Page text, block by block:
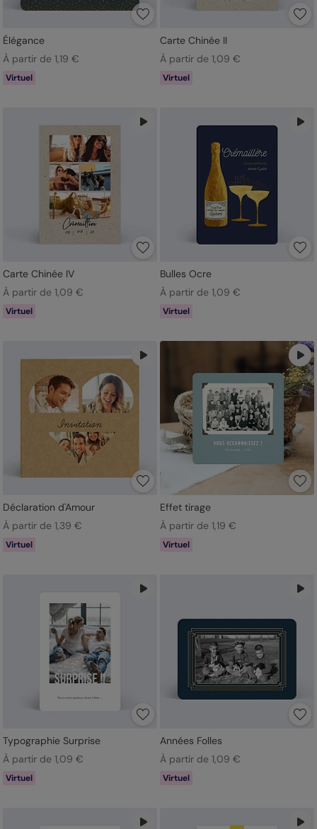
Élégance
À partir de 1,19 €
Virtuel
Carte Chinée II
À partir de 1,09 €
Virtuel
Carte Chinée IV
À partir de 1,09 €
Virtuel
Bulles Ocre
À partir de 1,09 €
Virtuel
Déclaration d'Amour
À partir de 1,39 €
Virtuel
Effet tirage
À partir de 1,19 €
Virtuel
Typographie Surprise
À partir de 1,09 €
Virtuel
Années Folles
À partir de 1,09 €
Virtuel